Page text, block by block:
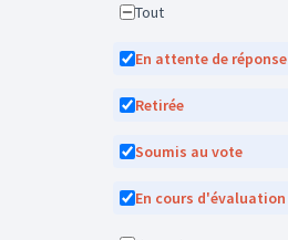
Tout
En attente de réponse
Retirée
Soumis au vote
En cours d'évaluation